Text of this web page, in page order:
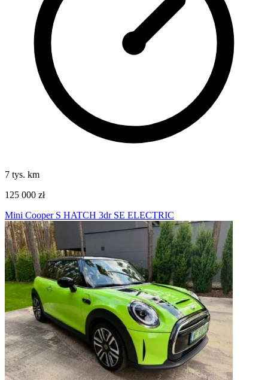
7 tys. km
125 000 zł
Mini Cooper S HATCH 3dr SE ELECTRIC